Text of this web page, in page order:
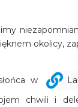
okolicy,
w
chwili i